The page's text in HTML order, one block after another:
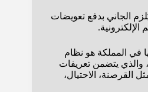
الجاني بدفع تعويضات
في المملكة هو نظام
والذي يتضمن تعريفات
القرصنة، الاحتيال،